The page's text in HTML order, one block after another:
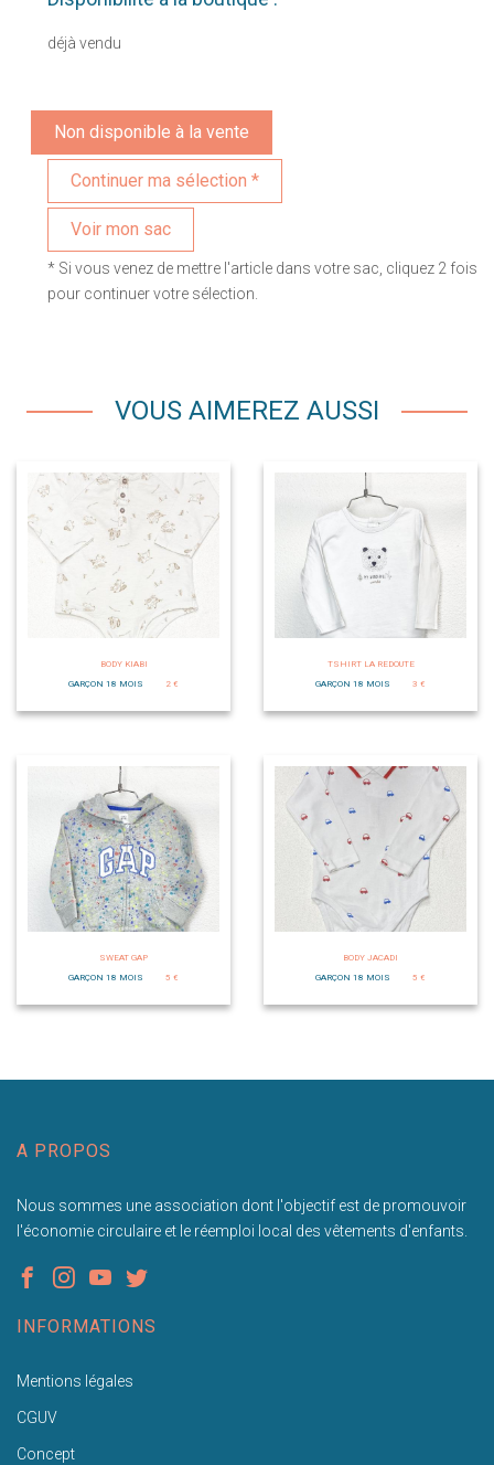
déjà vendu
Non disponible à la vente
Voir mon sac
* Si vous venez de mettre l'article dans votre sac, cliquez 2 fois
pour continuer votre sélection.
VOUS AIMEREZ AUSSI
BODY KIABI
GARÇON 18 MOIS
2 €
TSHIRT LA REDOUTE
GARÇON 18 MOIS
3 €
SWEAT GAP
GARÇON 18 MOIS
5 €
BODY JACADI
GARÇON 18 MOIS
5 €
A PROPOS
Nous sommes une association dont l'objectif est de promouvoir
l'économie circulaire et le réemploi local des vêtements d'enfants.
INFORMATIONS
Mentions légales
CGUV
Concept